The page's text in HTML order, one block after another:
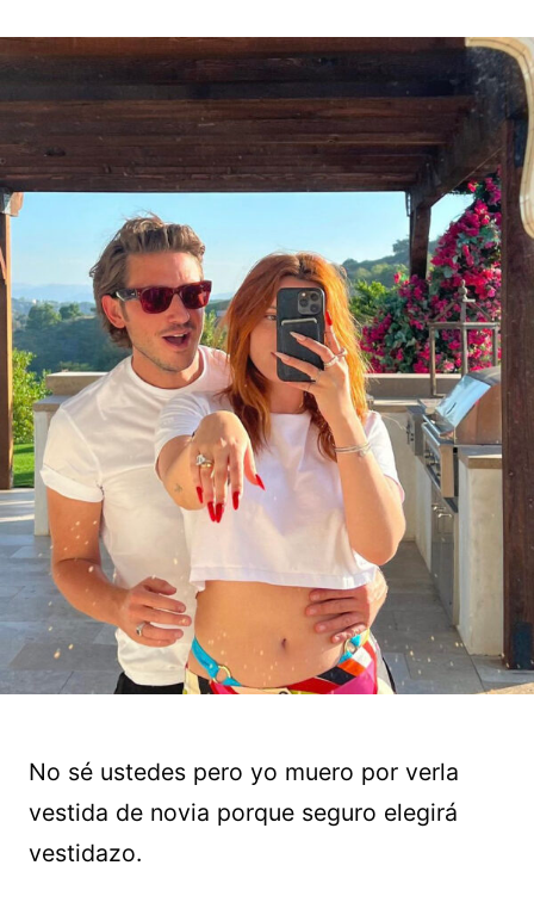
No sé ustedes pero yo muero por verla
vestida de novia porque seguro elegirá
vestidazo.